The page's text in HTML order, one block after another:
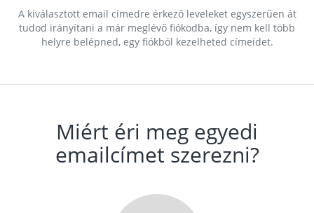
A kiválasztott email címedre érkező leveleket egyszerűen át
tudod irányítani a már meglévő fiókodba, így nem kell több
helyre belépned, egy fiókból kezelheted címeidet.
Miért éri meg egyedi
emailcímet szerezni?